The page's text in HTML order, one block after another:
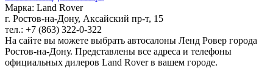
Марка: Land Rover
г. Ростов-на-Дону, Аксайский пр-т, 15
тел.: +7 (863) 322-0-322
На сайте вы можете выбрать автосалоны Ленд Ровер города
Ростов-на-Дону. Представлены все адреса и телефоны
официальных дилеров Land Rover в вашем городе.